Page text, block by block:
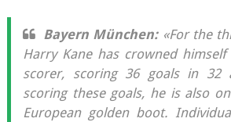
Bayern München:«For the
Harry Kane has crowned
scorer, scoring 36 goals in 32
scoring these goals, he is also
European golden boot.